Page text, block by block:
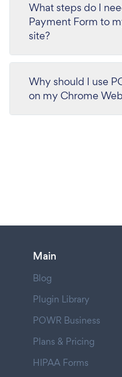
What steps do I
Payment Form to
site?
Why should I use
on my Chrome
Main
Blog
Plugin Library
POWR Business
Plans & Pricing
HIPAA Forms